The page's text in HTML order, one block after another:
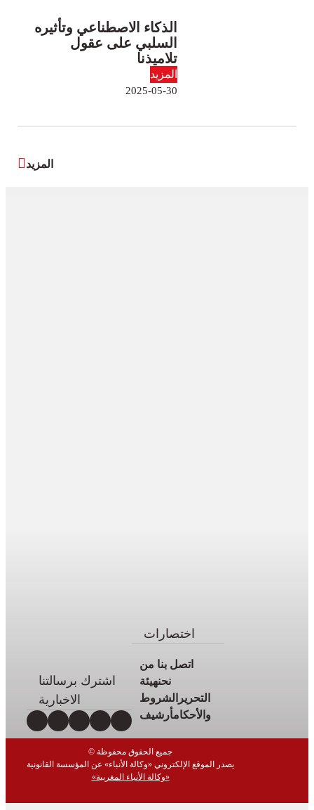
الذكاء الاصطناعي وتأثيره
السلبي على عقول
تلاميذنا
المزيد
2025-05-30
المزيد
اشترك برسالتنا
الاخبارية
اختصارات
اتصل بنا من
نحنهيئة
التحرير الشروط
والأحكامأرشيف
© جميع الحقوق محفوظة
يصدر الموقع الإلكتروني «وكالة الأنباء» عن المؤسسة القانونية
«وكالة الأنباء المغربية»